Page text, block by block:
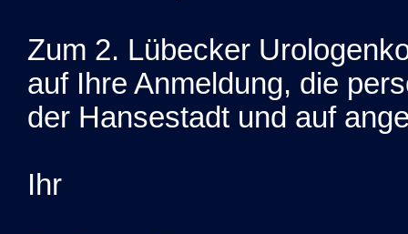
Zum 2. Lübecker
auf Ihre Anmeldung, die
der Hansestadt und auf
Ihr